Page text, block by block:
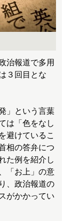
治報道で多用
３回目とな
」という言葉
は「色をなし
避けているこ
相の答弁につ
た例を紹介し
「お上」の意
、政治報道の
がかかってい